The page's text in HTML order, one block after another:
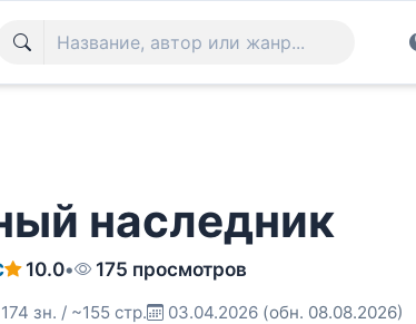
наследник
10.0• 175 просмотров
зн. / ~155 стр. 03.04.2026 (обн. 08.08.2026)